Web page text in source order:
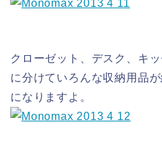
クローゼット、デスク、キ
に分けていろんな収納用品
になりますよ。